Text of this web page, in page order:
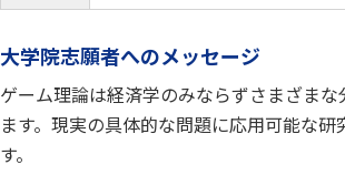
大学院志願者へのメッセージ
ゲーム理論は経済学のみならずさまざま
ます。現実の具体的な問題に応用可能な研
す。